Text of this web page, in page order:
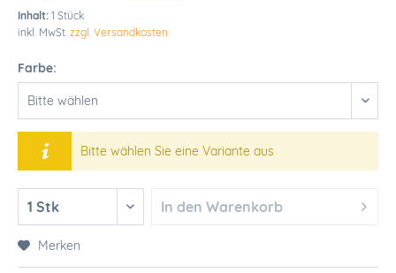
Inhalt: 1 Stück
inkl. MwSt. zzgl. Versandkosten
Farbe:
Bitte wählen Sie eine Variante aus
In den Warenkorb
Merken